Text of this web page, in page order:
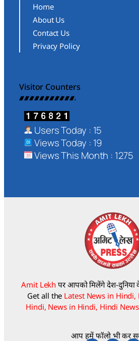
Home
About Us
Contact Us
Privacy Policy
Visitor Counters
Users Today : 15
Views Today : 19
Views This Month : 1275
Amit Lekh पर आपको मिलेंगे देश-दुनिया
Get all the Latest News in
Hindi, News in Hindi, Hindi
आप हमें फॉलो भी कर